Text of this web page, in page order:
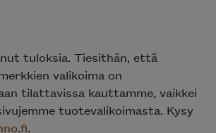
tuloksia. Tiesithän, että
valikoima on
tilattavissa kauttamme, vaikkei
tuotevalikoimasta. Kysy
.